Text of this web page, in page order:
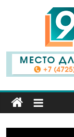
9
Канал